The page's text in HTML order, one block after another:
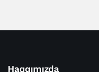
Haqqımızda